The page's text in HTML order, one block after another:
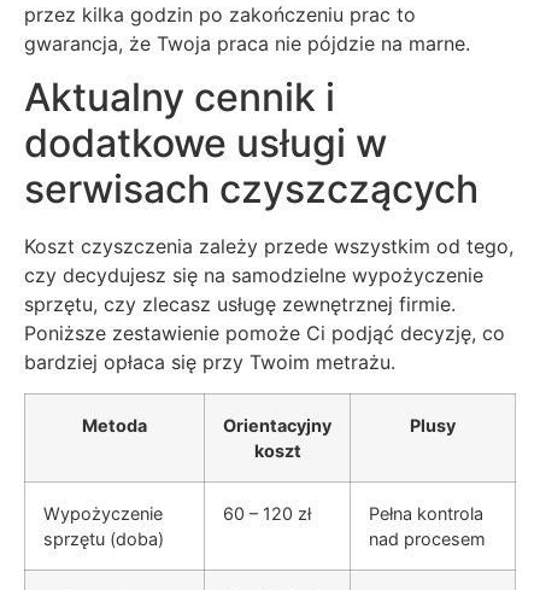
przez kilka godzin po zakończeniu prac to
gwarancja, że Twoja praca nie pójdzie na marne.
Aktualny cennik i
dodatkowe usługi w
serwisach czyszczących
Koszt czyszczenia zależy przede wszystkim od tego,
czy decydujesz się na samodzielne wypożyczenie
sprzętu, czy zlecasz usługę zewnętrznej firmie.
Poniższe zestawienie pomoże Ci podjąć decyzję, co
bardziej opłaca się przy Twoim metrażu.
Metoda
Orientacyjny
koszt
Plusy
Wypożyczenie
sprzętu (doba)
60 – 120 zł
Pełna kontrola
nad procesem